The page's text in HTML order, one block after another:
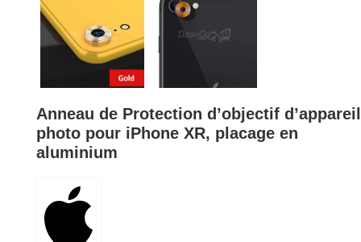
Anneau de Protection d’objectif d’appareil
photo pour iPhone XR, placage en
aluminium